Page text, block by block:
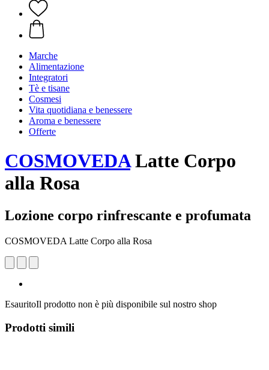
Marche
Alimentazione
Integratori
Tè e tisane
Cosmesi
Vita quotidiana e benessere
Aroma e benessere
Offerte
COSMOVEDALatte Corpo
alla Rosa
Lozione corpo rinfrescante e profumata
COSMOVEDA Latte Corpo alla Rosa
EsauritoIl prodotto non è più disponibile sul nostro shop
Prodotti simili